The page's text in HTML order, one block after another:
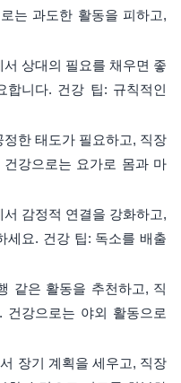
는 과도한 활동을 피하고,
상대의 필요를 채우면 좋
합니다. 건강 팁: 규칙적인
한 태도가 필요하고, 직장
강으로는 요가로 몸과 마
감정적 연결을 강화하고,
세요. 건강 팁: 독소를 배출
같은 활동을 추천하고, 직
건강으로는 야외 활동으로
장기 계획을 세우고, 직장